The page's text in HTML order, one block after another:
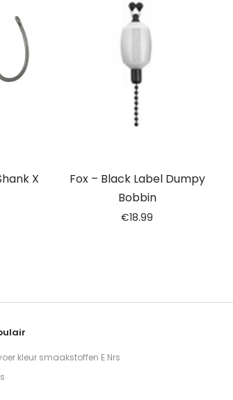
X
Fox – Black Label Dumpy
Bobbin
€18.99
kleur smaakstoffen E Nrs